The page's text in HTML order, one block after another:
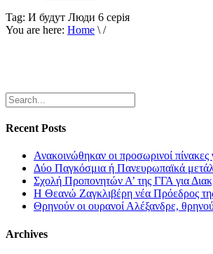
Tag: И будут Люди 6 серiя
You are here: Home \ /
Recent Posts
Ανακοινώθηκαν οι προσωρινοί
Δύο Παγκόσμια ή Πανευρωπαϊκά
Σχολή Προπονητών Α’ της ΓΓΑ για
Η Θεανώ Ζαγκλιβέρη νέα Πρόεδρος
Θρηνούν οι ουρανοί Αλέξανδρε,
Archives